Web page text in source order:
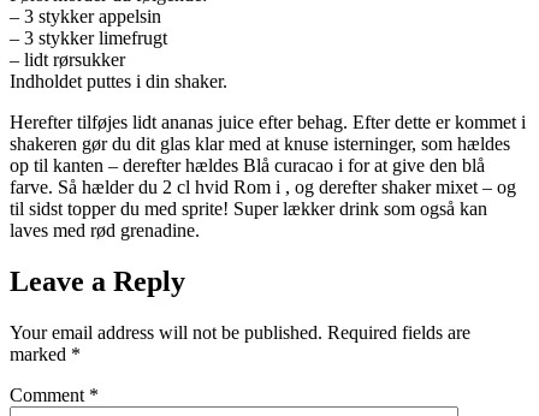
– 3 stykker appelsin
– 3 stykker limefrugt
– lidt rørsukker
Indholdet puttes i din shaker.
Herefter tilføjes lidt ananas juice efter behag. Efter dette er kommet i
shakeren gør du dit glas klar med at knuse isterninger, som hældes
op til kanten – derefter hældes Blå curacao i for at give den blå
farve. Så hælder du 2 cl hvid Rom i , og derefter shaker mixet – og
til sidst topper du med sprite! Super lækker drink som også kan
laves med rød grenadine.
Leave a Reply
Your email address will not be published. Required fields are
marked *
Comment *